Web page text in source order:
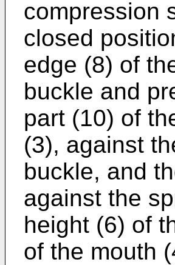
compression
closed
edge (8) of
buckle and
part (10) of
(3), against
buckle, and
against the
height (6) of
of the mouth